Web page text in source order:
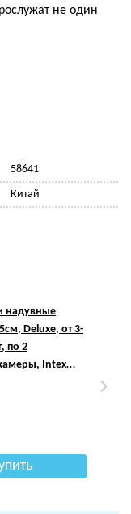
не один
58641
Китай
надувные
Deluxe, от 3-
по 2
Intex